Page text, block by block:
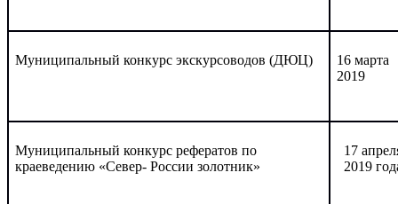
Муниципальный конкурс экскурсоводов (ДЮЦ)
16 марта
2019
Муниципальный конкурс рефератов по
краеведению «Север- России золотник»
17
2019